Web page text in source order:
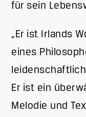
für sein
„Er ist Irlands
eines
Er ist ein
Melodie und